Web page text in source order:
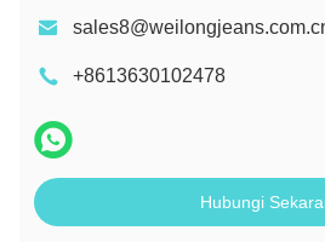
+8613630102478
Hubungi